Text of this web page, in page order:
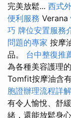
完美放鬆... 西式
便利服務 Verana
巧 牌位安置服務
問題的專家 按摩
品。 台中整復推
為各種美容護理
Tomfit按摩油含
胞證辦理流程詳解
有令人愉悅、舒
緒，還能放鬆身